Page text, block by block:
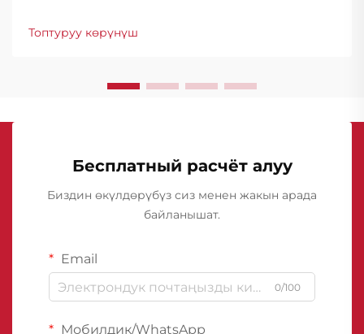
өнүгүштү байкаган, анда полиуретан
Топтуруу көрүнүш
Бесплатный расчёт алуу
Биздин өкүлдөрүбүз сиз менен жакын арада
байланышат.
Email
0/100
Мобилдик/WhatsApp